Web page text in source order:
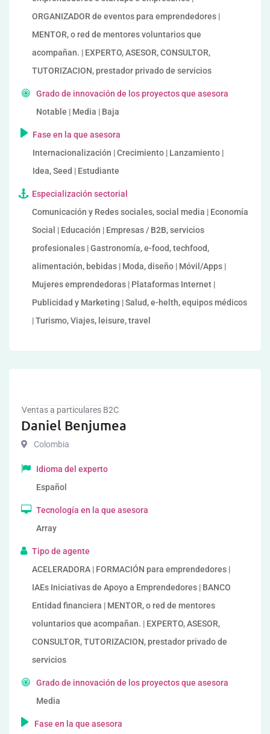
ORGANIZADOR de eventos para emprendedores |
MENTOR, o red de mentores voluntarios que
acompañan. | EXPERTO, ASESOR, CONSULTOR,
TUTORIZACION, prestador privado de servicios
Grado de innovación de los proyectos que asesora
Notable | Media | Baja
Fase en la que asesora
Internacionalización | Crecimiento | Lanzamiento |
Idea, Seed | Estudiante
Especialización sectorial
Comunicación y Redes sociales, social media | Economía
Social | Educación | Empresas / B2B, servicios
profesionales | Gastronomía, e-food, techfood,
alimentación, bebidas | Moda, diseño | Móvil/Apps |
Mujeres emprendedoras | Plataformas Internet |
Publicidad y Marketing | Salud, e-helth, equipos médicos
| Turismo, Viajes, leisure, travel
Ventas a particulares B2C
Daniel Benjumea
Colombia
Idioma del experto
Español
Tecnología en la que asesora
Array
Tipo de agente
ACELERADORA | FORMACIÓN para emprendedores |
IAEs Iniciativas de Apoyo a Emprendedores | BANCO
Entidad financiera | MENTOR, o red de mentores
voluntarios que acompañan. | EXPERTO, ASESOR,
CONSULTOR, TUTORIZACION, prestador privado de
servicios
Grado de innovación de los proyectos que asesora
Media
Fase en la que asesora